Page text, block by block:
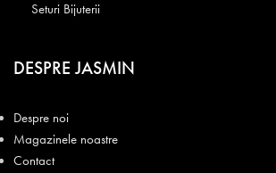
Seturi Bijuterii
DESPRE JASMIN
Despre noi
Magazinele noastre
Contact